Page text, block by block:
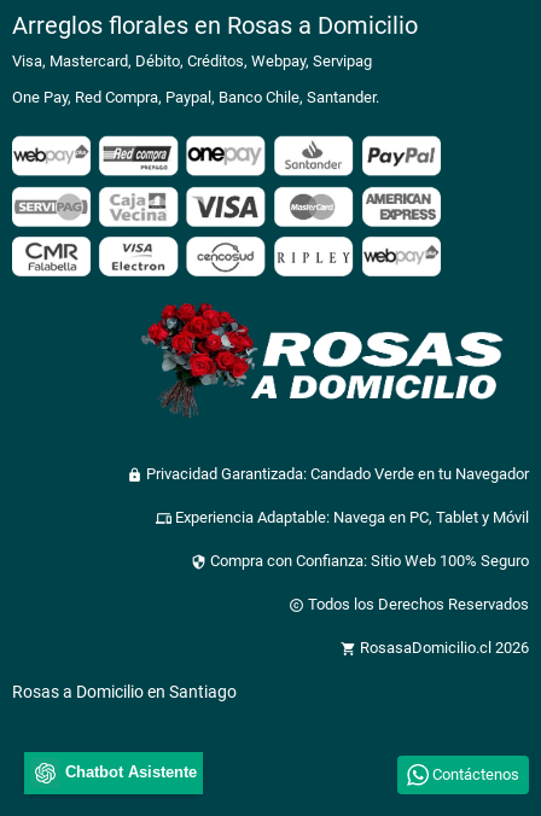
Chatbot Asistente
Arreglos florales en Rosas a Domicilio
Visa, Mastercard, Débito, Créditos, Webpay, Servipag
One Pay, Red Compra, Paypal, Banco Chile, Santander.
lock Privacidad Garantizada: Candado Verde en tu Navegador
devices Experiencia Adaptable: Navega en PC, Tablet y Móvil
security Compra con Confianza: Sitio Web 100% Seguro
copyright Todos los Derechos Reservados
shopping_cart RosasaDomicilio.cl 2026
Rosas a Domicilio en Santiago
Contáctenos